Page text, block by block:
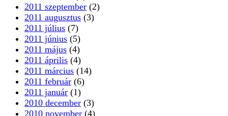
2011 szeptember (2)
2011 augusztus (3)
2011 július (7)
2011 június (5)
2011 május (4)
2011 április (4)
2011 március (14)
2011 február (6)
2011 január (1)
2010 december (3)
2010 november (4)